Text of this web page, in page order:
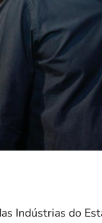
Indústrias do